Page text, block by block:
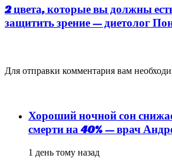
2 цвета, которые вы должны
защитить зрение — диетолог
Для отправки комментария вам
Хороший ночной сон
смерти на 40% — врач
1 день тому назад